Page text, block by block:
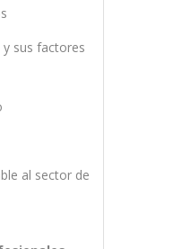
sus factores
al sector de